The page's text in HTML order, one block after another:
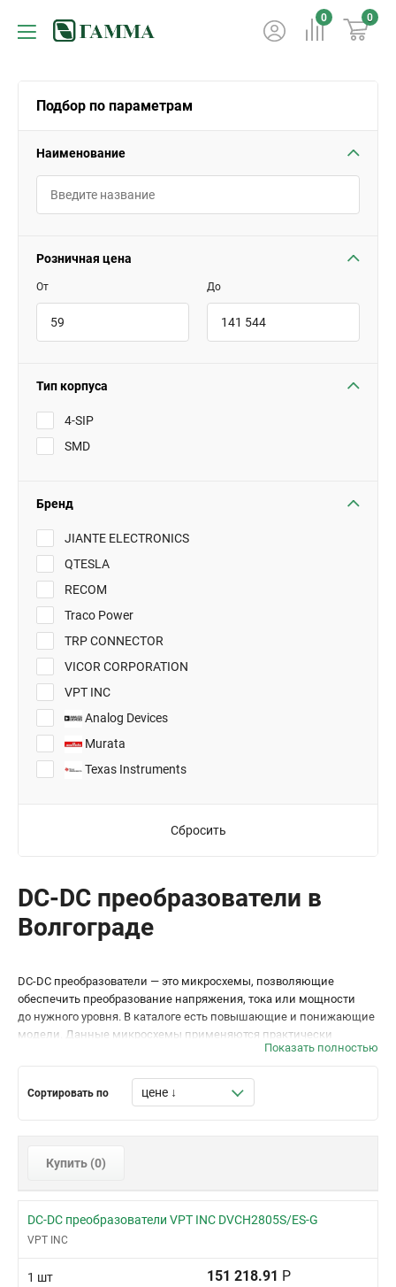
0 0
Подбор по параметрам
Наименование
Розничная цена
От До
Тип корпуса
4-SIP
SMD
Бренд
JIANTE ELECTRONICS
QTESLA
RECOM
Traco Power
TRP CONNECTOR
VICOR CORPORATION
VPT INC
Analog Devices
Murata
Texas Instruments
Сбросить
DC-DC преобразователи в
Волгограде
DC-DC преобразователи — это микросхемы, позволяющие
обеспечить преобразование напряжения, тока или мощности
до нужного уровня. В каталоге есть повышающие и понижающие
модели. Данные микросхемы применяются практически
в любых электронных схемах и обеспечивают преобразование
Виды преобразователей
Индуктивные. Могут быть повышающими или
понижающими напряжение.
С гальванической развязкой. Их используют, когда
Показать полностью
Сортировать по
Купить (0)
DC-DC преобразователи VPT INC DVCH2805S/ES-G
VPT INC
1 шт 151 218.91 Р